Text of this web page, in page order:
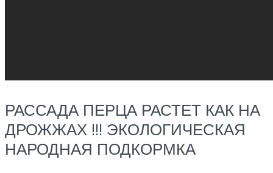
РАССАДА ПЕРЦА РАСТЕТ КАК НА
ДРОЖЖАХ !!! ЭКОЛОГИЧЕСКАЯ
НАРОДНАЯ ПОДКОРМКА